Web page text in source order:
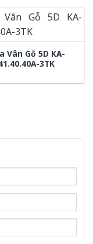
Vân Gỗ 5D KA-
3TK